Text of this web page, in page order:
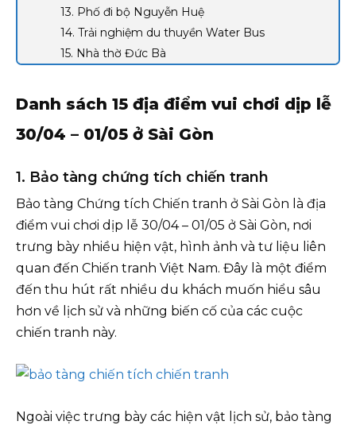
13. Phố đi bộ Nguyễn Huệ
14. Trải nghiệm du thuyền Water Bus
15. Nhà thờ Đức Bà
Danh sách 15 địa điểm vui chơi dịp lễ
30/04 – 01/05 ở Sài Gòn
1. Bảo tàng chứng tích chiến tranh
Bảo tàng Chứng tích Chiến tranh ở Sài Gòn là địa
điểm vui chơi dịp lễ 30/04 – 01/05 ở Sài Gòn, nơi
trưng bày nhiều hiện vật, hình ảnh và tư liệu liên
quan đến Chiến tranh Việt Nam. Đây là một điểm
đến thu hút rất nhiều du khách muốn hiểu sâu
hơn về lịch sử và những biến cố của các cuộc
chiến tranh này.
Ngoài việc trưng bày các hiện vật lịch sử, bảo tàng